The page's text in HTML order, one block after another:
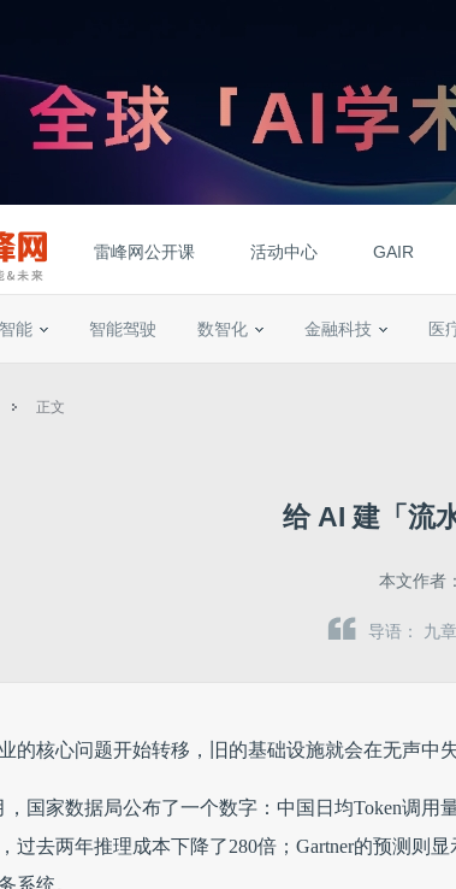
雷峰网公开课 活动中心 GAIR
能 智能驾驶 数智化 金融科技 医
正文
给 AI 建「流
本文作者
导语： 九
的核心问题开始转移，旧的基础设施就会在无声
，国家数据局公布了一个数字：中国日均Token调用
过去两年推理成本下降了280倍；Gartner的预测则
系统。